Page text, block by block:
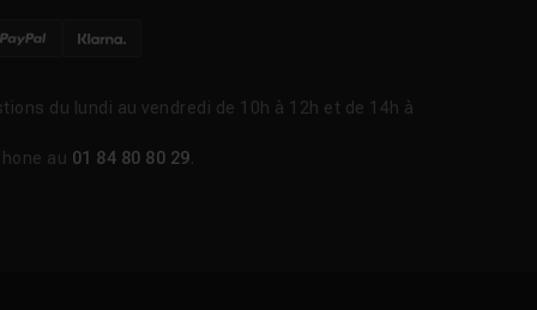
du lundi au vendredi de 10h à 12h et de 14h à
au 01 84 80 80 29.